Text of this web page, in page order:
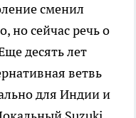
сменил
но сейчас речь о
десять лет
ветвь
для Индии и